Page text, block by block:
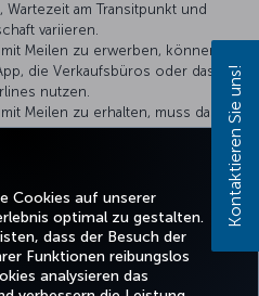
Cookies auf unserer
optimal zu gestalten.
dass der Besuch der
Funktionen reibungslos
analysieren das
am Transitpunkt und
variieren.
Meilen zu erwerben, können Sie
die Verkaufsbüros oder das
nutzen.
Meilen zu erhalten, muss das
Zahlung nur mit Meilen vornehmen.
Kontaktieren Sie uns!